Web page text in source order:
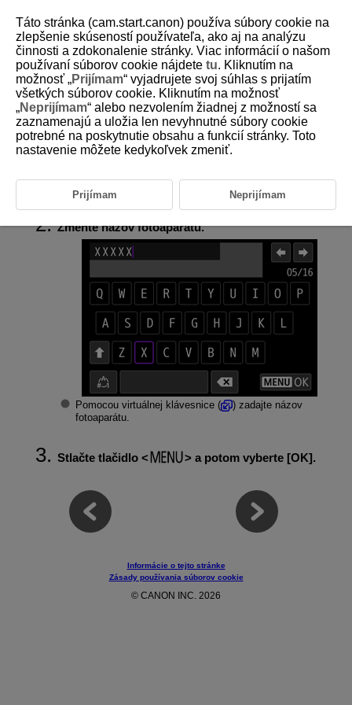
D388-186
Názov fotoaparátu
Názov fotoaparátu (zobrazovaný na smartfónoch a iných fotoaparátoch)
môžete zmeniť podľa potreby.
Vyberte položku [
Camera name/Názov
fotoaparátu
Zmeňte názov fotoaparátu.
Pomocou virtuálnej klávesnice (
) zadajte názov
fotoaparátu.
Stlačte tlačidlo a potom vyberte [OK].
Informácie o tejto stránke
Zásady používania súborov cookie
© CANON INC. 2026
Táto stránka (cam.start.canon) používa súbory cookie na
zlepšenie skúseností používateľa, ako aj na analýzu
činnosti a zdokonalenie stránky. Viac informácií o našom
používaní súborov cookie nájdete tu. Kliknutím na
možnosť „Prijímam“ vyjadrujete svoj súhlas s prijatím
všetkých súborov cookie. Kliknutím na možnosť
„Neprijímam“ alebo nezvolením žiadnej z možností sa
zaznamenajú a uložia len nevyhnutné súbory cookie
potrebné na poskytnutie obsahu a funkcií stránky. Toto
nastavenie môžete kedykoľvek zmeniť.
Prijímam Neprijímam